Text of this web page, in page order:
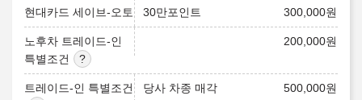
현대카드 세이브-오토 30만포인트 300,000원
노후차 트레이드-인
특별조건
200,000원
트레이드-인 특별조건 당사 차종 매각 500,000원